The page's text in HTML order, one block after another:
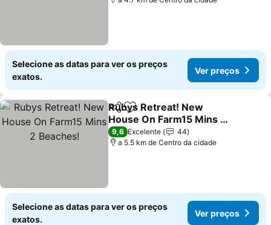
Selecione as datas para ver os preços
exatos.
Ver preços
PartilharAdicionar aos favoritos
Rubys Retreat! New
House On Farm15 Mins 2
Beaches!
Ver preços
9,6 Excelente
44
a 5.5 km de Centro da cidade
Selecione as datas para ver os preços
exatos.
Ver preços